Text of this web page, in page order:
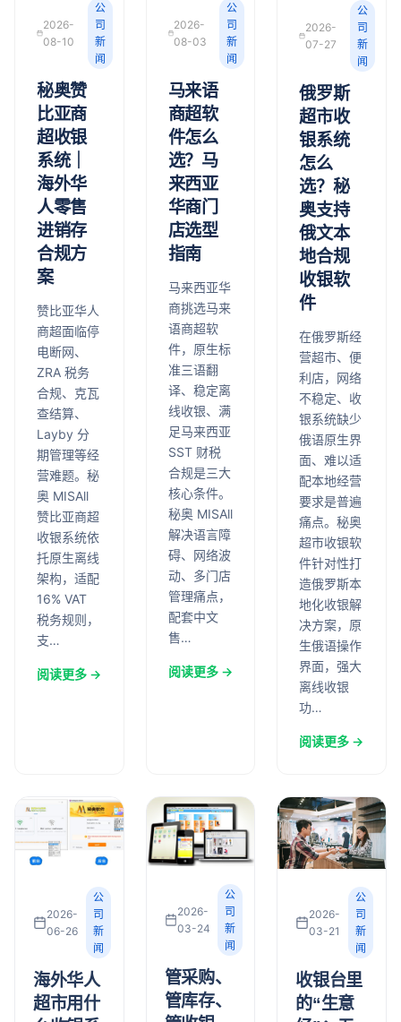
2026-
08-10
公
司
新
闻
秘奥赞
比亚商
超收银
系统｜
海外华
人零售
进销存
合规方
案
赞比亚华人
商超面临停
电断网、
ZRA 税务
合规、克瓦
查结算、
Layby 分
期管理等经
营难题。秘
奥 MISAll
赞比亚商超
收银系统依
托原生离线
架构，适配
16% VAT
税务规则，
支…
阅读更多 →
2026-
08-03
公
司
新
闻
马来语
商超软
件怎么
选？马
来西亚
华商门
店选型
指南
马来西亚华
商挑选马来
语商超软
件，原生标
准三语翻
译、稳定离
线收银、满
足马来西亚
SST 财税
合规是三大
核心条件。
秘奥 MISAll
解决语言障
碍、网络波
动、多门店
管理痛点，
配套中文
售…
阅读更多 →
2026-
07-27
公
司
新
闻
俄罗斯
超市收
银系统
怎么
选？秘
奥支持
俄文本
地合规
收银软
件
在俄罗斯经
营超市、便
利店，网络
不稳定、收
银系统缺少
俄语原生界
面、难以适
配本地经营
要求是普遍
痛点。秘奥
超市收银软
件针对性打
造俄罗斯本
地化收银解
决方案，原
生俄语操作
界面，强大
离线收银
功…
阅读更多 →
2026-
06-26
公
司
新
闻
海外华人
超市用什
2026-
03-24
公
司
新
闻
管采购、
管库存、
2026-
03-21
公
司
新
闻
收银台里
的“生意